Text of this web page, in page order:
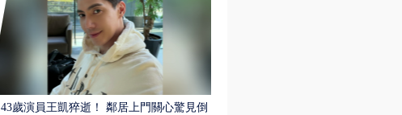
43歲演員王凱猝逝！ 鄰居上門關心驚見倒